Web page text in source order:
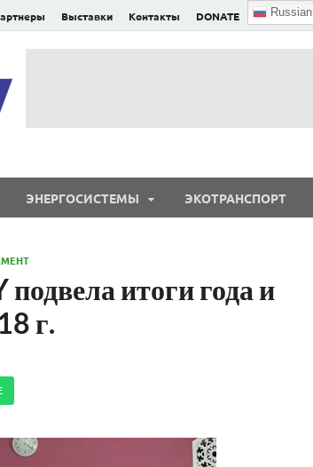
Выставки Контакты DONATE Russian
ЭНЕРГОСИСТЕМЫ ЭКОТРАНСПОРТ
итоги года и
г.